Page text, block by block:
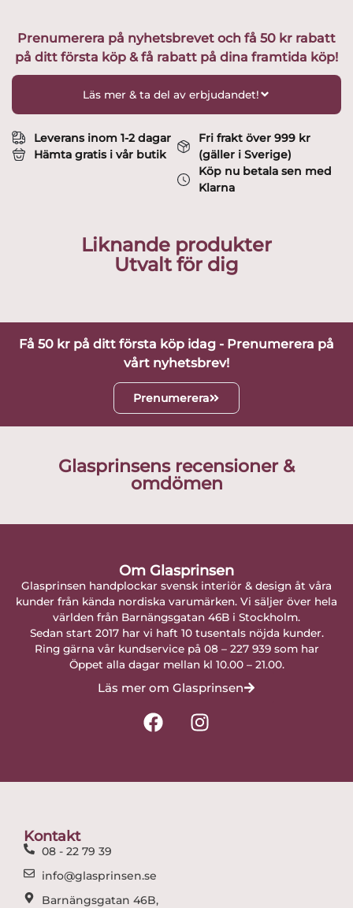
Assiett
Prenumerera på nyhetsbrevet och få 50 kr rabatt
på ditt första köp & få rabatt på dina framtida köp!
Läs mer & ta del av erbjudandet!
Leverans inom 1-2 dagar
Hämta gratis i vår butik
Fri frakt över 999 kr
(gäller i Sverige)
Köp nu betala sen med
Klarna
Liknande produkter
Utvalt för dig
Få 50 kr på ditt första köp idag - Prenumerera på
vårt nyhetsbrev!
Prenumerera
Glasprinsens recensioner &
omdömen
Om Glasprinsen
Glasprinsen handplockar svensk interiör & design åt våra
kunder från kända nordiska varumärken. Vi säljer över hela
världen från Barnängsgatan 46B i Stockholm.
Sedan start 2017 har vi haft 10 tusentals nöjda kunder.
Ring gärna vår kundservice på 08 – 227 939 som har
Öppet alla dagar mellan kl 10.00 – 21.00.
Läs mer om Glasprinsen
F
a
I
n
Kontakt
08 - 22 79 39
info@glasprinsen.se
Barnängsgatan 46B,